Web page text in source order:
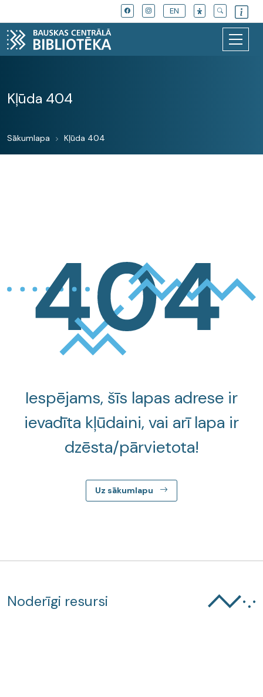
EN
Kļūda 404
Sākumlapa Kļūda 404
Iespējams, šīs lapas adrese ir
ievadīta kļūdaini, vai arī lapa ir
dzēsta/pārvietota!
Uz sākumlapu
Noderīgi resursi